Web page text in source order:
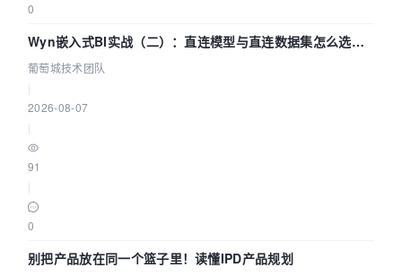
0
Wyn嵌入式BI实战（二）：直连模型与直连数据集怎么选，
参数为什么不生效？| 葡萄城技术团队
葡萄城技术团队
2026-08-07
91
0
别把产品放在同一个篮子里！读懂IPD产品规划